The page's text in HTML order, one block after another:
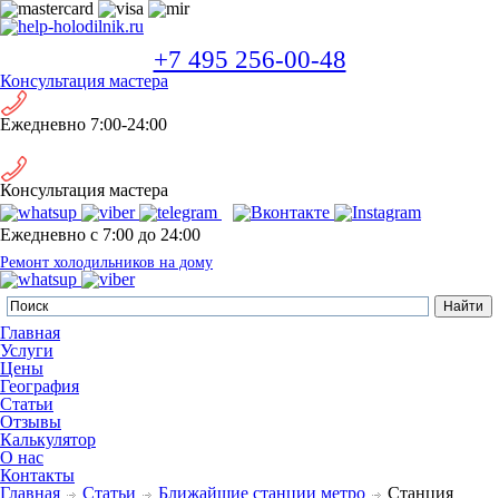
+7 495 256-00-48
Консультация мастера
Ежедневно 7:00-24:00
Консультация мастера
Ежедневно с 7:00 до 24:00
Ремонт холодильников на дому
Главная
Услуги
Цены
География
Статьи
Отзывы
Калькулятор
О нас
Контакты
Главная
Статьи Ближайшие станции метро
Станция